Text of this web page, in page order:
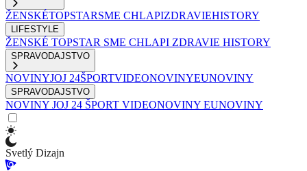
ŽENSKÉTOPSTARSME CHLAPIZDRAVIEHISTORY
LIFESTYLE
ŽENSKÉ TOPSTAR SME CHLAPI ZDRAVIE HISTORY
SPRAVODAJSTVO
NOVINYJOJ 24ŠPORTVIDEONOVINYEUNOVINY
SPRAVODAJSTVO
NOVINY JOJ 24 ŠPORT VIDEONOVINY EUNOVINY
Svetlý Dizajn